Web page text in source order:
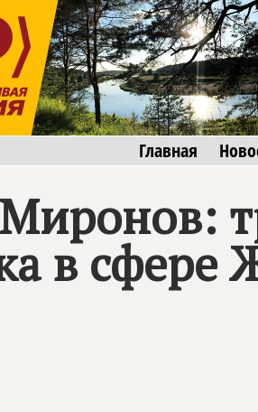
Главная
в сфере